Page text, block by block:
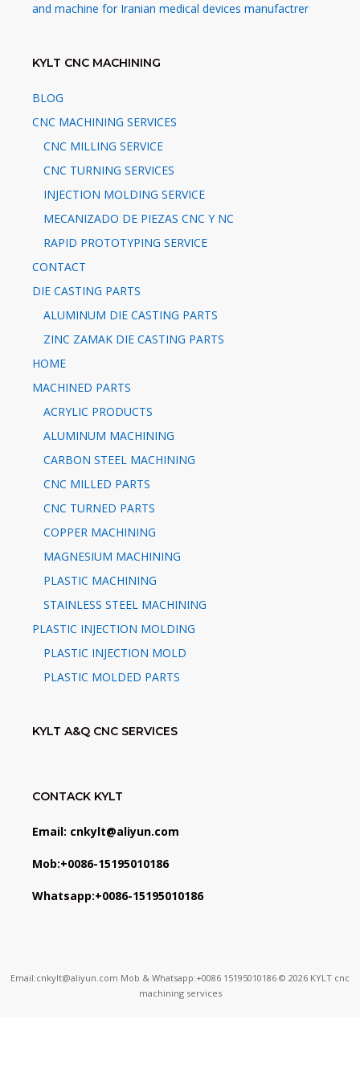
and machine for Iranian medical devices manufactrer
KYLT CNC MACHINING
BLOG
CNC MACHINING SERVICES
CNC MILLING SERVICE
CNC TURNING SERVICES
INJECTION MOLDING SERVICE
MECANIZADO DE PIEZAS CNC Y NC
RAPID PROTOTYPING SERVICE
CONTACT
DIE CASTING PARTS
ALUMINUM DIE CASTING PARTS
ZINC ZAMAK DIE CASTING PARTS
HOME
MACHINED PARTS
ACRYLIC PRODUCTS
ALUMINUM MACHINING
CARBON STEEL MACHINING
CNC MILLED PARTS
CNC TURNED PARTS
COPPER MACHINING
MAGNESIUM MACHINING
PLASTIC MACHINING
STAINLESS STEEL MACHINING
PLASTIC INJECTION MOLDING
PLASTIC INJECTION MOLD
PLASTIC MOLDED PARTS
KYLT A&Q CNC SERVICES
CONTACK KYLT
Email: cnkylt@aliyun.com
Mob:+0086-15195010186
Whatsapp:+0086-15195010186
Email:cnkylt@aliyun.com Mob & Whatsapp:+0086 15195010186 © 2026 KYLT cnc
machining services